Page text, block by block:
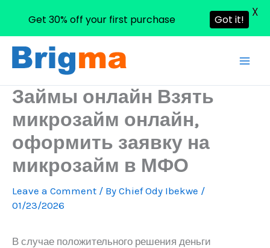
Skip
Займы онлайн Взять
микрозайм онлайн,
оформить заявку на
микрозайм в МФО
Leave a Comment / By Chief Ody Ibekwe /
01/23/2026
В случае положительного решения деньги
Get 30% off your first purchase Got it!
X